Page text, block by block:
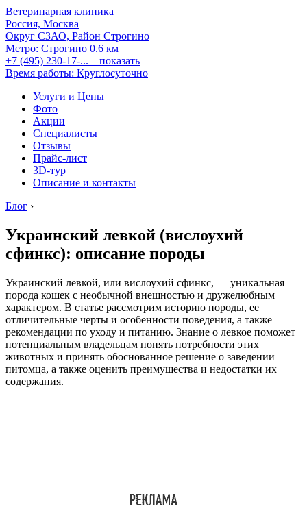
Ветеринарная клиника
Россия, Москва
Округ СЗАО, Район Строгино
Метро: Строгино 0.6 км
+7 (495) 230-17-... – показать
Время работы: Круглосуточно
Услуги и Цены
Фото
Акции
Специалисты
Отзывы
Прайс-лист
3D-тур
Описание и контакты
Блог ›
Украинский левкой (вислоухий
сфинкс): описание породы
Украинский левкой, или вислоухий сфинкс, — уникальная
порода кошек с необычной внешностью и дружелюбным
характером. В статье рассмотрим историю породы, ее
отличительные черты и особенности поведения, а также
рекомендации по уходу и питанию. Знание о левкое поможет
потенциальным владельцам понять потребности этих
животных и принять обоснованное решение о заведении
питомца, а также оценить преимущества и недостатки их
содержания.